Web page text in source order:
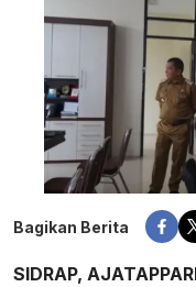
Bagikan Berita
SIDRAP,